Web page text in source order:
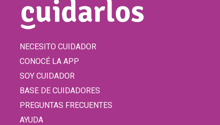
NECESITO CUIDADOR
CONOCÉ LA APP
SOY CUIDADOR
BASE DE CUIDADORES
PREGUNTAS FRECUENTES
AYUDA